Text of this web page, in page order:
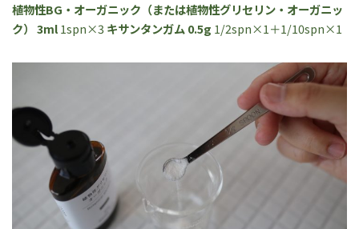
植物性BG・オーガニック（または植物性グリセリン・オーガニッ
ク） 3ml1spn×3キサンタンガム 0.5g 1/2spn×1＋1/10spn×1